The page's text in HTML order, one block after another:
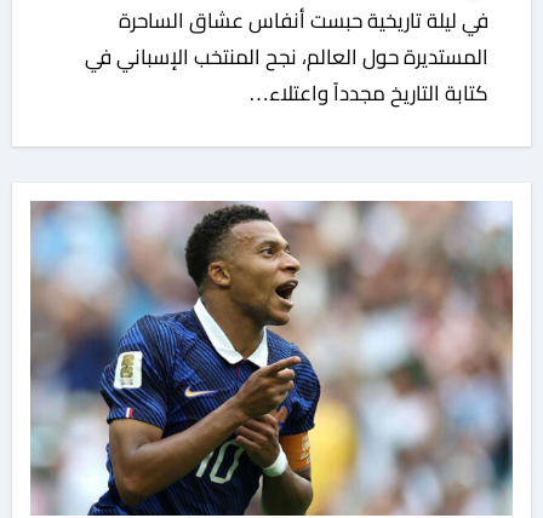
في ليلة تاريخية حبست أنفاس عشاق الساحرة
المستديرة حول العالم، نجح المنتخب الإسباني في
كتابة التاريخ مجدداً واعتلاء…